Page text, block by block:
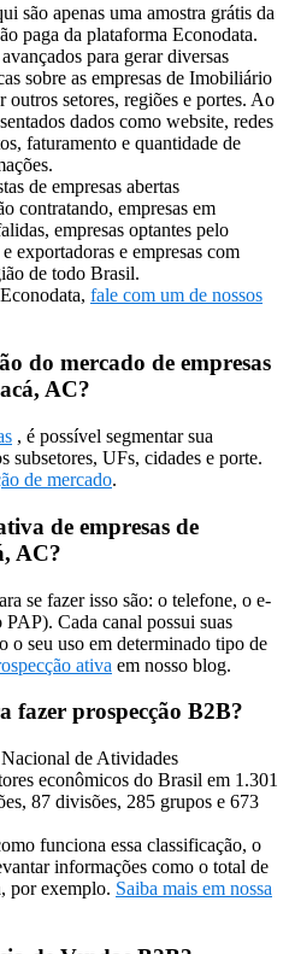
são apenas uma amostra grátis da
paga da plataforma Econodata.
para gerar diversas
sobre as empresas de Imobiliário
outros setores, regiões e portes. Ao
dados como website, redes
faturamento e quantidade de
de empresas abertas
contratando, empresas em
empresas optantes pelo
exportadoras e empresas com
de todo Brasil.
fale com um de nossos
do mercado de empresas
AC?
, é possível segmentar sua
subsetores, UFs, cidades e porte.
de mercado.
de empresas de
AC?
se fazer isso são: o telefone, o e-
Cada canal possui suas
o seu uso em determinado tipo de
ativa em nosso blog.
fazer prospecção B2B?
de Atividades
econômicos do Brasil em 1.301
87 divisões, 285 grupos e 673
funciona essa classificação, o
informações como o total de
por exemplo. Saiba mais em nossa